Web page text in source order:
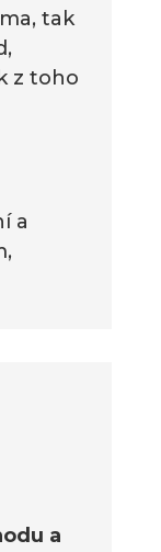
tak
z toho
a
,
a